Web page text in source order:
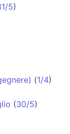
5)
(1/4)
(30/5)